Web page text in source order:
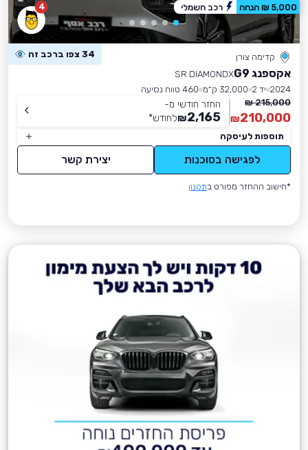
4
קדימה צורן 34 צפו ברכב זה
אקספנג G9
SR DIAMONDX
2024 יד 2 32,000 ק״מ
460 טווח נסיעה
215,000 ₪
210,000
₪
החזר חודשי מ-
2,165
₪לחודש*
תוספות לעיסקה
לפגישה בסוכנות יצירת קשר
*חישוב ההחזר מפורט בתקנון
5,000 ₪ הנחה רכב חשמלי